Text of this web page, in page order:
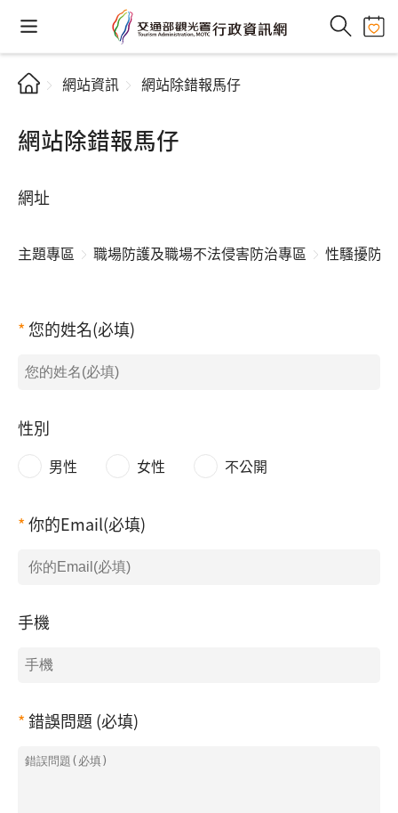
網站資訊 網站除錯報馬仔
網站除錯報馬仔
網址
主題專區 職場防護及職場不法侵害防治專區 性騷擾防
您的姓名(必填)
性別
男性 女性 不公開
你的Email(必填)
手機
錯誤問題 (必填)